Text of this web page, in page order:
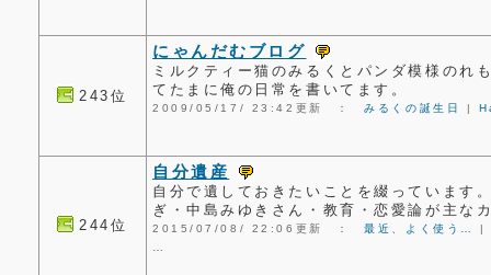
243位
にゃんだむブログ
ミルクティー猫のみるくとパンダ模様のれ
てたまに俺の日常を書いてます。
2009/05/17/ 23:42更新 ：みるくの誕生日 |
244位
自分遺産
自分で遺しておきたいことを綴っています
ぎ・中島みゆきさん・教育・恋愛論が主な
2015/07/08/ 22:06更新 ：最近、よく使う…